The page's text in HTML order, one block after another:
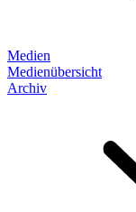
Medien
Medienübersicht
Archiv